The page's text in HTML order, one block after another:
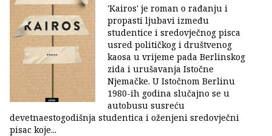
'Kairos' je roman o rađanju i
propasti ljubavi između
studentice i sredovječnog pisca
usred političkog i društvenog
kaosa u vrijeme pada Berlinskog
zida i urušavanja Istočne
Njemačke. U Istočnom Berlinu
1980-ih godina slučajno se u
autobusu susreću
devetnaestogodišnja studentica i oženjeni sredovječni
pisac koje...